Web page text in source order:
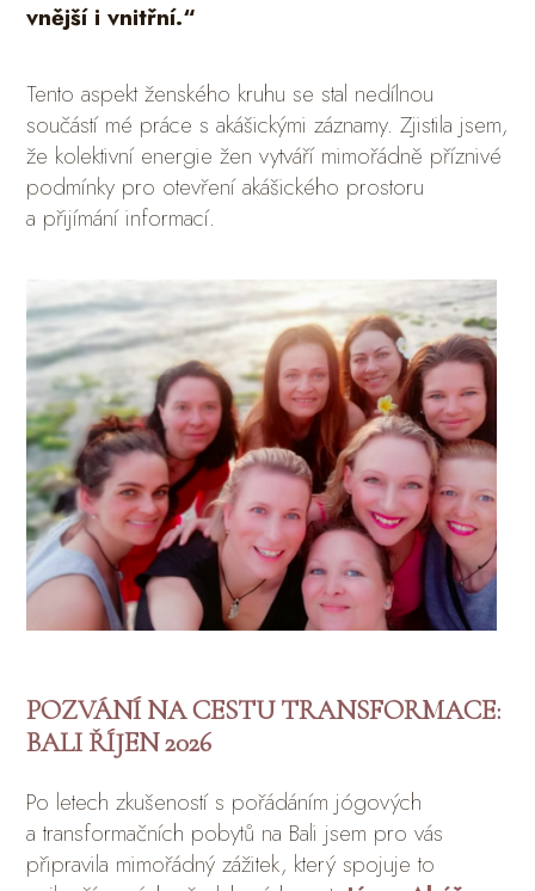
vnější i vnitřní.“
Tento aspekt ženského kruhu se stal nedílnou
součástí mé práce s akášickými záznamy. Zjistila jsem,
že kolektivní energie žen vytváří mimořádně příznivé
podmínky pro otevření akášického prostoru
a přijímání informací.
POZVÁNÍ NA CESTU TRANSFORMACE:
BALI ŘÍJEN 2026
Po letech zkušeností s pořádáním jógových
a transformačních pobytů na Bali jsem pro vás
připravila mimořádný zážitek, který spojuje to